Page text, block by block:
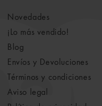
Novedades
¡Lo más vendido!
Blog
Envíos y Devoluciones
Términos y condiciones
Aviso legal